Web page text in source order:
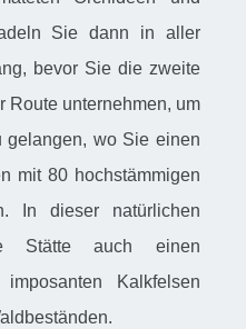
Sie dann in aller
bevor Sie die zweite
Route unternehmen, um
gelangen, wo Sie einen
mit 80 hochstämmigen
In dieser natürlichen
Stätte auch einen
Kalkfelsen